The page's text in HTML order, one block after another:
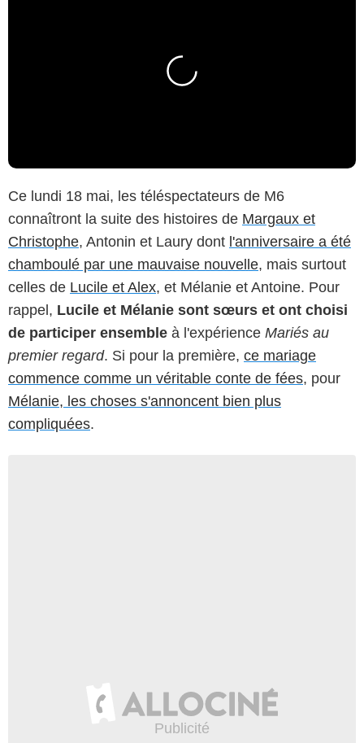
Ce lundi 18 mai, les téléspectateurs de M6
connaîtront la suite des histoires de Margaux et
Christophe, Antonin et Laury dont l'anniversaire a été
chamboulé par une mauvaise nouvelle, mais surtout
celles de Lucile et Alex, et Mélanie et Antoine. Pour
rappel, Lucile et Mélanie sont sœurs et ont choisi
de participer ensemble à l'expérience Mariés au
premier regard. Si pour la première, ce mariage
commence comme un véritable conte de fées, pour
Mélanie, les choses s'annoncent bien plus
compliquées.